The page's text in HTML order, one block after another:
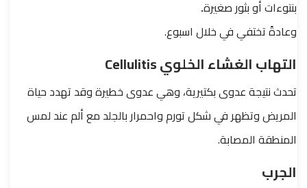
بنتوءات أو بثور صغيرة.
وعادةً تختفي في خلال اسبوع.
التهاب الغشاء الخلويCellulitis
تحدث نتيجة عدوى بكتيرية، وهي عدوى خطيرة وقد تهدد حياة
المريض وتظهر في شكل تورم واحمرار بالجلد مع ألم عند لمس
المنطقة المصابة.
الجرب